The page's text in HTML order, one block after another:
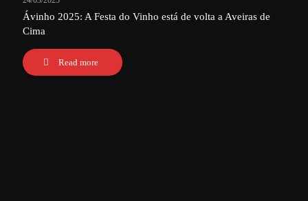
Ávinho 2025: A Festa do Vinho está de volta a Aveiras de
Cima
Read more